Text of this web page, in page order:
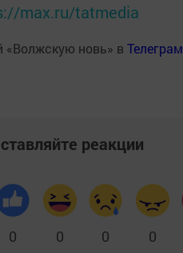
max.ru/tatmedia
«Волжскую новь» в Телеграм
реакции
0 0 0 0